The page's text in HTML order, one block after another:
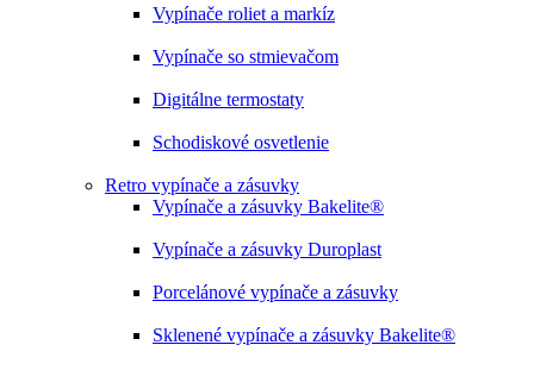
Vypínače roliet a markíz
Vypínače so stmievačom
Digitálne termostaty
Schodiskové osvetlenie
Retro vypínače a zásuvky
Vypínače a zásuvky Bakelite®
Vypínače a zásuvky Duroplast
Porcelánové vypínače a zásuvky
Sklenené vypínače a zásuvky Bakelite®